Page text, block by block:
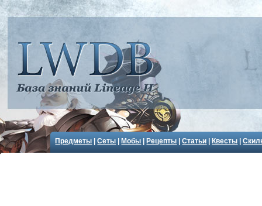
Предметы |Сеты Мобы Рецепты |Статьи Квесты |